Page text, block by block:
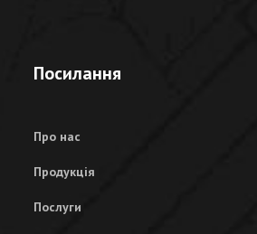
Посилання
Про нас
Продукція
Послуги